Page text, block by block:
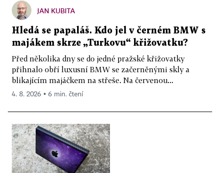
JAN KUBITA
Hledá se papaláš. Kdo jel v černém BMW s
majákem skrze „Turkovu“ křižovatku?
Před několika dny se do jedné pražské křižovatky
přihnalo obří luxusní BMW se začerněnými skly a
blikajícím majáčkem na střeše. Na červenou...
4. 8. 2026 ▪ 6 min. čtení